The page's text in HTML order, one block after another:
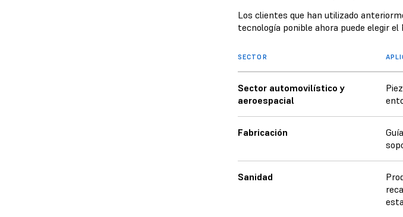
Los clientes que han utilizado
tecnología ponible ahora puede elegir
SECTOR
Sector automovilístico y
aeroespacial
Fabricación
Sanidad